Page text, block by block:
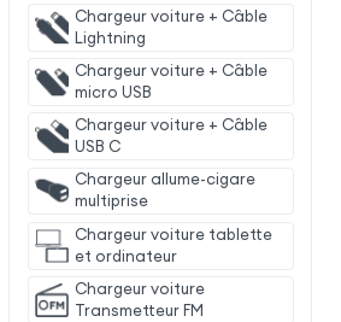
Chargeur voiture + Câble
Lightning
Chargeur voiture + Câble
micro USB
Chargeur voiture + Câble
USB C
Chargeur allume-cigare
multiprise
Chargeur voiture tablette
et ordinateur
Chargeur voiture
Transmetteur FM